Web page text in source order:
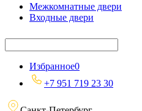
Межкомнатные двери
Входные двери
Избранное0
+7 951 719 23 30